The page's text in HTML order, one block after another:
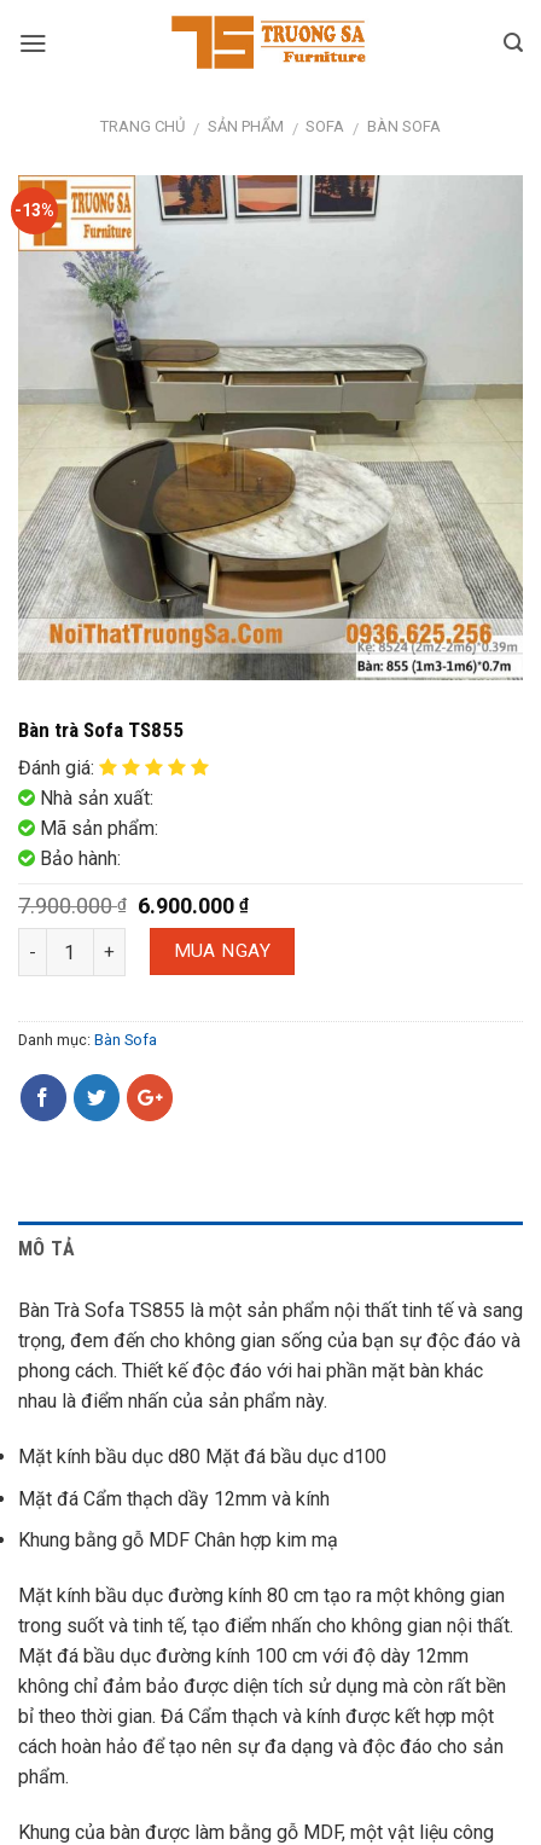
TRANG CHỦ / SẢN PHẨM / SOFA / BÀN SOFA
-13%
Bàn trà Sofa TS855
Đánh giá:
Nhà sản xuất:
Mã sản phẩm:
Bảo hành:
7.900.000₫ 6.900.000₫
MUA NGAY
Danh mục: Bàn Sofa
MÔ TẢ
Bàn Trà Sofa TS855 là một sản phẩm nội thất tinh tế và sang
trọng, đem đến cho không gian sống của bạn sự độc đáo và
phong cách. Thiết kế độc đáo với hai phần mặt bàn khác
nhau là điểm nhấn của sản phẩm này.
Mặt kính bầu dục d80 Mặt đá bầu dục d100
Mặt đá Cẩm thạch dầy 12mm và kính
Khung bằng gỗ MDF Chân hợp kim mạ
Mặt kính bầu dục đường kính 80 cm tạo ra một không gian
trong suốt và tinh tế, tạo điểm nhấn cho không gian nội thất.
Mặt đá bầu dục đường kính 100 cm với độ dày 12mm
không chỉ đảm bảo được diện tích sử dụng mà còn rất bền
bỉ theo thời gian. Đá Cẩm thạch và kính được kết hợp một
cách hoàn hảo để tạo nên sự đa dạng và độc đáo cho sản
phẩm.
Khung của bàn được làm bằng gỗ MDF, một vật liệu công